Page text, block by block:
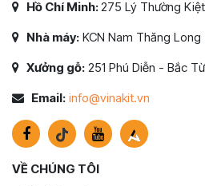
Hồ Chí Minh:275 Lý Thường
Nhà máy: KCN Nam Thăng Long
Xưởng gỗ: 251 Phú Diễn - Bắc
Email: info@vinakit.vn
VỀ CHÚNG TÔI